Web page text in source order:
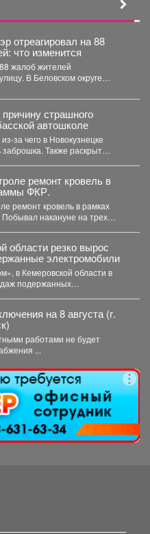
отреагировал на 88
что изменится
жалоб жителей
округе
страшного
автошколе
за чего в Новокузнецке
Также раскрыт
ремонт кровель в
ФКР.
ремонт кровель в рамках
накануне на трех
области резко вырос
электромобили
в Кемеровской области в
подержанных
на 8 августа (г.
работами не будет
горячего водоснабжения ...